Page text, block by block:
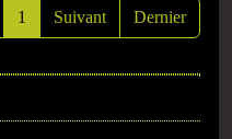
1 Suivant Dernier